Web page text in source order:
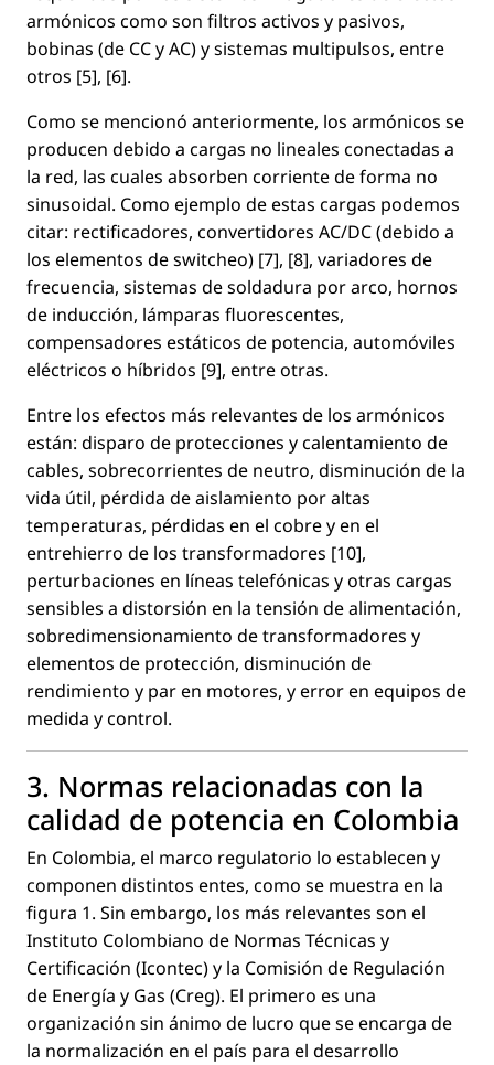
armónicos como son ﬁltros activos y pasivos,
bobinas (de CC y AC) y sistemas multipulsos, entre
otros [5], [6].
Como se mencionó anteriormente, los armónicos se
producen debido a cargas no lineales conectadas a
la red, las cuales absorben corriente de forma no
sinusoidal. Como ejemplo de estas cargas podemos
citar: rectiﬁcadores, convertidores AC/DC (debido a
los elementos de switcheo) [7], [8], variadores de
frecuencia, sistemas de soldadura por arco, hornos
de inducción, lámparas ﬂuorescentes,
compensadores estáticos de potencia, automóviles
eléctricos o híbridos [9], entre otras.
Entre los efectos más relevantes de los armónicos
están: disparo de protecciones y calentamiento de
cables, sobrecorrientes de neutro, disminución de la
vida útil, pérdida de aislamiento por altas
temperaturas, pérdidas en el cobre y en el
entrehierro de los transformadores [10],
perturbaciones en líneas telefónicas y otras cargas
sensibles a distorsión en la tensión de alimentación,
sobredimensionamiento de transformadores y
elementos de protección, disminución de
rendimiento y par en motores, y error en equipos de
medida y control.
3. Normas relacionadas con la
calidad de potencia en Colombia
En Colombia, el marco regulatorio lo establecen y
componen distintos entes, como se muestra en la
ﬁgura 1. Sin embargo, los más relevantes son el
Instituto Colombiano de Normas Técnicas y
Certiﬁcación (Icontec) y la Comisión de Regulación
de Energía y Gas (Creg). El primero es una
organización sin ánimo de lucro que se encarga de
la normalización en el país para el desarrollo